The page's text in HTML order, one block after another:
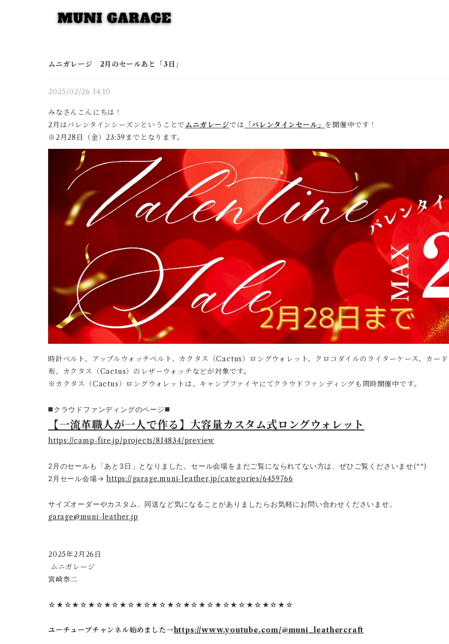
ムニガレージ 2月のセールあと「3日」
2025/02/26 14:10
みなさんこんにちは！
2月はバレンタインシーズンということで ムニガレージでは 「バレンタインセール」 を開催中です！
※2月28日（金）23:59までとなります。
時計ベルト、アップルウォッチベルト、カクタス（Cactus）ロングウォレット、クロコダイルのライターケース、カー
布、カクタス（Cactus）のレザーウォッチなどが対象です。
※カクタス（Cactus）ロングウォレットは、キャンプファイヤにてクラウドファンディングも同時開催中です。
◼️クラウドファンディングのページ◼️
【一流革職人が一人で作る】大容量カスタム式ロングウォレット
https://camp-fire.jp/projects/814834/preview
2月のセールも「あと3日」となりました。セール会場をまだご覧になられてない方は、ぜひご覧くださいませ(^^)
2月セール会場→https://garage.muni-leather.jp/categories/6459766
サイズオーダーやカスタム、同送など気になることがありましたらお気軽にお問い合わせくださいませ。
garage@muni-leather.jp
2025年2月26日
ムニガレージ
宮崎泰二
☆★☆★☆★☆★☆★☆★☆★☆★☆★☆★☆★☆★☆★☆★☆★☆
ユーチューブチャンネル始めました→https://www.youtube.com/@muni_leathercraft